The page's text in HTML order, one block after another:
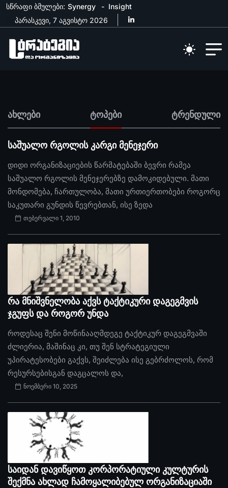
სწრაფი ბმულები: Synergy
Insight
პარასკევი, 7 აგვისტო 2026
ახლები ტოპები ტრენდული
საშუალო რგოლის კარგი მენეჯერი
დიდი ორგანიზაციების წარმატებაში ბევრი რამეა
საშუალო რგოლის მენეჯერებზე დამოკიდებული. მათი
მონდომება, ჩართულობა, მათი ურთიერთობები როგორც
საკუთარი გუნდის წევრებთან, ისე ზედა
თებერვალი 1, 2010
რა მნიშვნელობა აქვს ტაქტიკური დაგეგმვის
ჯგუფს და როგორ უნდა
როდესაც შენი მოწინააღმდეგე ტაქტიკურ დაგეგმვაში
ძლიერია, მაშინაც კი, თუ შენ სტრატეგიული
უპირატესობები გაქვს, შეიძლება ისე გებრძოლოს, რომ
რესურსებისგან დაგცალოს და,
ნოემბერი 10, 2025
საიდან დავიწყოთ კორპორატიული კულტურის
შექმნა ახლად ჩამოყალიბებულ ორგანიზაციაში